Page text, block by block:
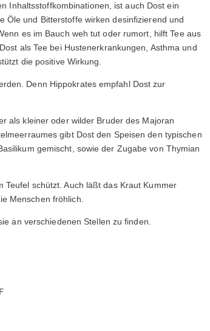
Inhaltsstoffkombinationen, ist auch Dost ein
Öle und Bitterstoffe wirken desinfizierend und
es im Bauch weh tut oder rumort, hilft Tee aus
als Tee bei Hustenerkrankungen, Asthma und
die positive Wirkung.
Denn Hippokrates empfahl Dost zur
als kleiner oder wilder Bruder des Majoran
gibt Dost den Speisen den typischen
gemischt, sowie der Zugabe von Thymian
schützt. Auch läßt das Kraut Kummer
Menschen fröhlich.
an verschiedenen Stellen zu finden.